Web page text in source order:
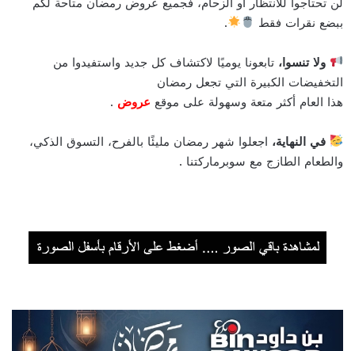
ببضع نقرات فقط
.
ولا تنسوا، تابعونا يوميًا لاكتشاف كل جديد واستفيدوا من
التخفيضات الكبيرة التي تجعل رمضان
هذا العام أكثر متعة وسهولة على موقع عروض .
في النهاية، اجعلوا شهر رمضان مليئًا بالفرح، التسوق الذكي،
والطعام الطازج مع سوبرماركتنا .